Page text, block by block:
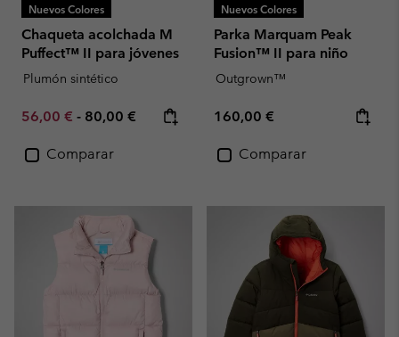
Nuevos Colores
Chaqueta acolchada M
Puffect™ II para jóvenes
Plumón sintético
Minimum sale price:
56,00 € - Maximum price:
80,00 €
Comparar
Nuevos Colores
Parka Marquam Peak
Fusion™ II para niño
Outgrown™
Regular price:
160,00 €
Comparar